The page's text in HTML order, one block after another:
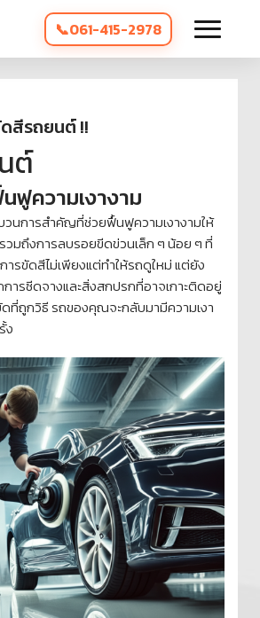
061-415-2978
สีรถยนต์ !!
ต์
ฟูความเงางาม
วนการสำคัญที่ช่วยฟื้นฟูความเงางามให้
มถึงการลบรอยขีดข่วนเล็ก ๆ น้อย ๆ ที่
รขัดสีไม่เพียงแต่ทำให้รถดูใหม่ แต่ยัง
ารซีดจางและสิ่งสกปรกที่อาจเกาะติดอยู่
ที่ถูกวิธี รถของคุณจะกลับมามีความเงา
ง